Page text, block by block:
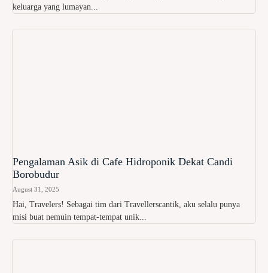
keluarga yang lumayan...
Pengalaman Asik di Cafe Hidroponik Dekat Candi
Borobudur
August 31, 2025
Hai, Travelers! Sebagai tim dari Travellerscantik, aku selalu punya
misi buat nemuin tempat-tempat unik...